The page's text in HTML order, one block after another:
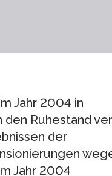
Jahr 2004 in
Ruhestand
der
Jahr 2004